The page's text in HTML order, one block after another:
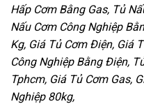
Hấp Cơm Bằng Gas, Tủ
Nấu Cơm Công Nghiệp
Kg, Giá Tủ Cơm Điện, Giá
Công Nghiệp Bằng Điện,
Tphcm, Giá Tủ Cơm Gas,
Nghiệp 80kg,